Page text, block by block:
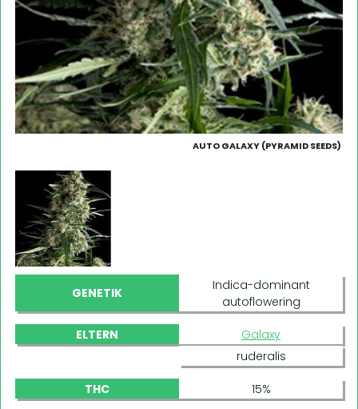
AUTO GALAXY (PYRAMID SEEDS)
GENETIK
Indica-dominant
autoflowering
ELTERN
Galaxy
ruderalis
THC 15%